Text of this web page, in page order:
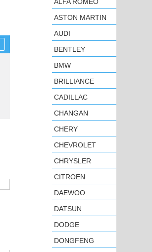
ASTON MARTIN
AUDI
BENTLEY
BMW
BRILLIANCE
CADILLAC
CHANGAN
CHERY
CHEVROLET
CHRYSLER
CITROEN
DAEWOO
DATSUN
DODGE
DONGFENG